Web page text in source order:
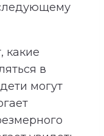
какие
в
могут